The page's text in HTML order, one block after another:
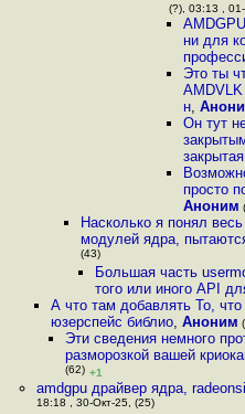
(?), 03:13 ,
ни для
Это ты
н,
Он тут
закрытая
просто
Аноним
Насколько я понял
модулей ядра,
(43)
Большая часть
того или иного API
А что там добавлять То,
юзерспейс библио, Аноним
Эти сведения немного
разморозкой вашей
(62) +1
amdgpu драйвер ядра,
18:18 , 30-Окт-25, (25)